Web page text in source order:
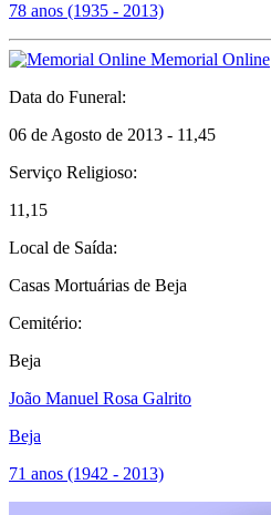
78 anos (1935 - 2013)
Memorial Online
Data do Funeral:
06 de Agosto de 2013 - 11,45
Serviço Religioso:
11,15
Local de Saída:
Casas Mortuárias de Beja
Cemitério:
Beja
João Manuel Rosa Galrito
Beja
71 anos (1942 - 2013)